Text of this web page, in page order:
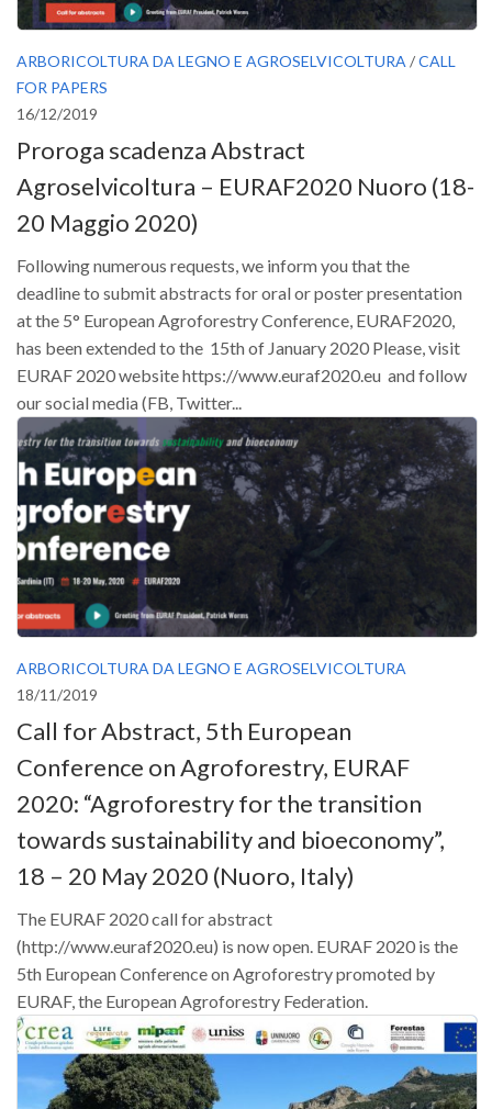
ARBORICOLTURA DA LEGNO E AGROSELVICOLTURA /CALL
FOR PAPERS
16/12/2019
Proroga scadenza Abstract
Agroselvicoltura – EURAF2020 Nuoro (18-
20 Maggio 2020)
Following numerous requests, we inform you that the
deadline to submit abstracts for oral or poster presentation
at the 5° European Agroforestry Conference, EURAF2020,
has been extended to the 15th of January 2020 Please, visit
EURAF 2020 website https://www.euraf2020.eu and follow
our social media (FB, Twitter...
ARBORICOLTURA DA LEGNO E AGROSELVICOLTURA
18/11/2019
Call for Abstract, 5th European
Conference on Agroforestry, EURAF
2020: “Agroforestry for the transition
towards sustainability and bioeconomy”,
18 – 20 May 2020 (Nuoro, Italy)
The EURAF 2020 call for abstract
(http://www.euraf2020.eu) is now open. EURAF 2020 is the
5th European Conference on Agroforestry promoted by
EURAF, the European Agroforestry Federation.